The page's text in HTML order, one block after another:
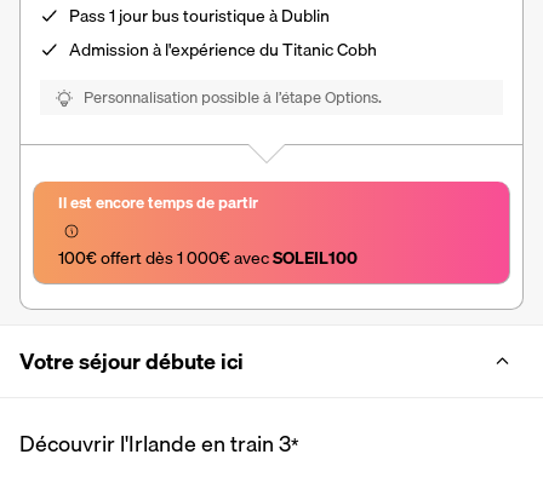
Pass 1 jour bus touristique à Dublin
Admission à l'expérience du Titanic Cobh
Personnalisation possible à l’étape Options.
Il est encore temps de partir
100€ offert dès 1 000€ avec SOLEIL100
Votre séjour débute ici
Découvrir l'Irlande en train3*